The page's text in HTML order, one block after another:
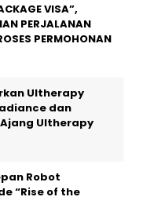
VISA”,
PERJALANAN
PERMOHONAN
Ultherapy
dan
Ultherapy
Robot
“Rise of the